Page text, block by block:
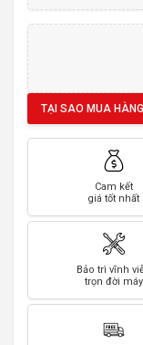
TẠI SAO MUA
Cam kết
giá tốt nhất
Bảo trì vĩnh
trọn đời máy